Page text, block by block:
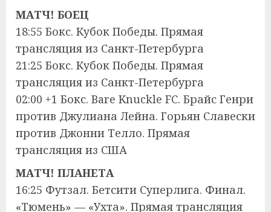
МАТЧ! БОЕЦ
18:55 Бокс. Кубок Победы. Прямая
трансляция из Санкт-Петербурга
21:25 Бокс. Кубок Победы. Прямая
трансляция из Санкт-Петербурга
02:00 +1 Бокс. Bare Knuckle FC. Брайс Генри
против Джулиана Лейна. Горьян Славески
против Джонни Телло. Прямая
трансляция из США
МАТЧ! ПЛАНЕТА
16:25 Футзал. Бетсити Суперлига. Финал.
«Тюмень» — «Ухта». Прямая трансляция